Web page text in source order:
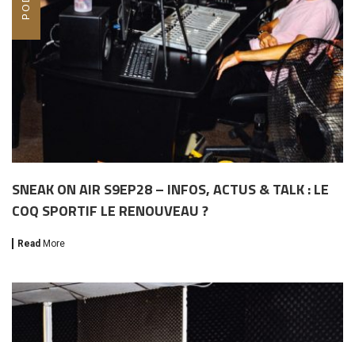
SNEAK ON AIR S9EP28 – INFOS, ACTUS & TALK : LE
COQ SPORTIF LE RENOUVEAU ?
Read More